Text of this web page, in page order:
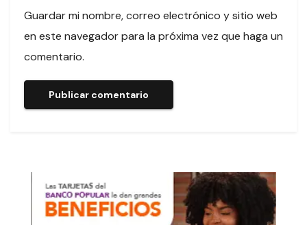
Guardar mi nombre, correo electrónico y sitio web
en este navegador para la próxima vez que haga un
comentario.